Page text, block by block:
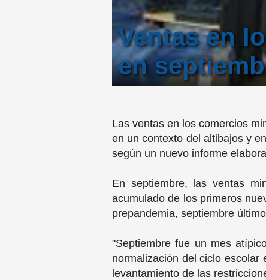
Ventas en
en
Las ventas en los comercios
en un contexto del altibajos y
según un nuevo informe
En septiembre, las ventas
acumulado de los primeros
prepandemia, septiembre
"Septiembre fue un mes
normalización del ciclo
levantamiento de las